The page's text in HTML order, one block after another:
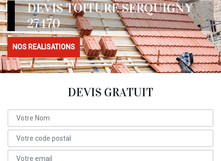
DEVIS TOITURE SERQUIGNY
27470
NOS REALISATIONS
DEVIS GRATUIT